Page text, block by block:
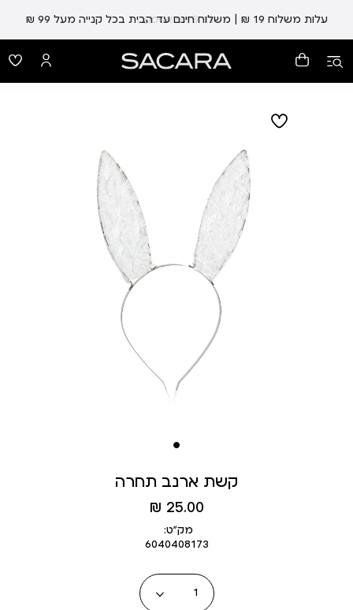
עלות משלוח 19 ₪ | משלוח חינם עד הבית בכל קנייה מעל 99 ₪ עד 5 ימי אספקה
קשת ארנב תחרה
מחיר
מוצר
25.00 ₪
מק״ט:
6040408173
כמות